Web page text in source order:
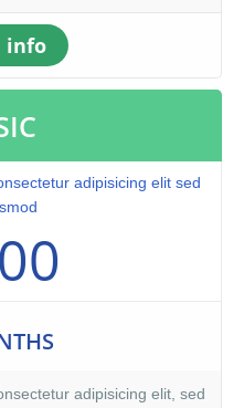
info
adipisicing elit sed
adipisicing elit, sed